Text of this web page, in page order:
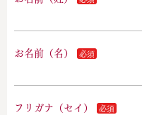
お名前（名）
フリガナ（セイ）